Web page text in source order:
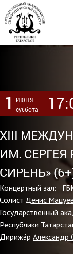
1
ИЮНЯ
суббота
XIII
ИМ. СЕРГЕЯ
СИРЕНЬ»
Концертный зал:
Солист Денис Мацуев
Государственный
Республики
Дирижёр Александр